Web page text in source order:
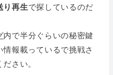
り再生で探しているのだ
内で半分ぐらいの秘密鍵
報載っているで挑戦さ
さい。